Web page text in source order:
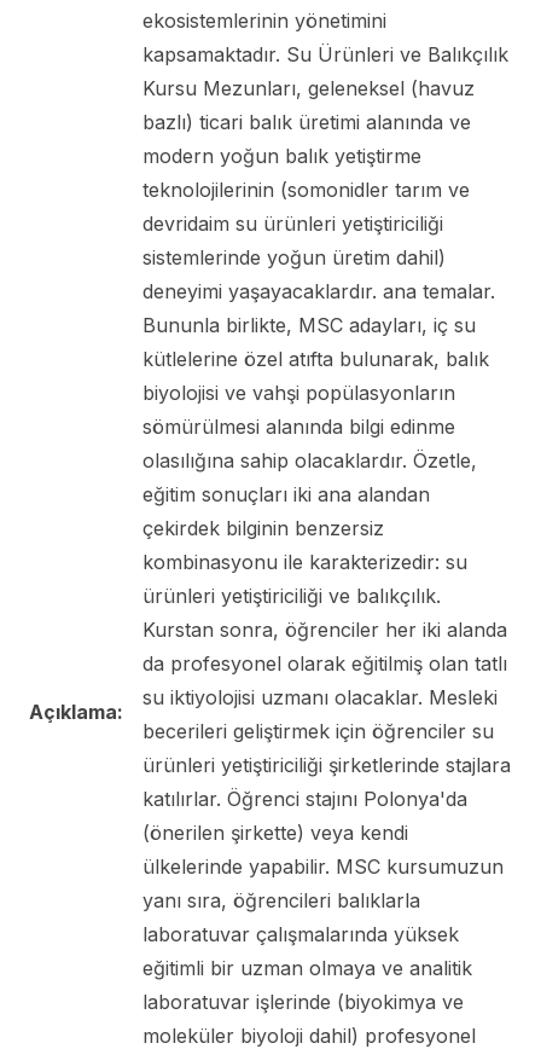
Açıklama:
ekosistemlerinin yönetimini
kapsamaktadır. Su Ürünleri ve Balıkçılık
Kursu Mezunları, geleneksel (havuz
bazlı) ticari balık üretimi alanında ve
modern yoğun balık yetiştirme
teknolojilerinin (somonidler tarım ve
devridaim su ürünleri yetiştiriciliği
sistemlerinde yoğun üretim dahil)
deneyimi yaşayacaklardır. ana temalar.
Bununla birlikte, MSC adayları, iç su
kütlelerine özel atıfta bulunarak, balık
biyolojisi ve vahşi popülasyonların
sömürülmesi alanında bilgi edinme
olasılığına sahip olacaklardır. Özetle,
eğitim sonuçları iki ana alandan
çekirdek bilginin benzersiz
kombinasyonu ile karakterizedir: su
ürünleri yetiştiriciliği ve balıkçılık.
Kurstan sonra, öğrenciler her iki alanda
da profesyonel olarak eğitilmiş olan tatlı
su iktiyolojisi uzmanı olacaklar. Mesleki
becerileri geliştirmek için öğrenciler su
ürünleri yetiştiriciliği şirketlerinde stajlara
katılırlar. Öğrenci stajını Polonya'da
(önerilen şirkette) veya kendi
ülkelerinde yapabilir. MSC kursumuzun
yanı sıra, öğrencileri balıklarla
laboratuvar çalışmalarında yüksek
eğitimli bir uzman olmaya ve analitik
laboratuvar işlerinde (biyokimya ve
moleküler biyoloji dahil) profesyonel